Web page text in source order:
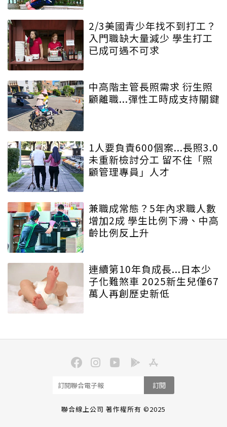
2/3美國青少年找不到打工？
入門職缺大量減少 學生打工
已成可遇不可求
中高階主管長照需求 衍生照
顧離職...彈性工時成支持關鍵
1人要負責600個案...長照3.0
未重新檢討分工 留不住「照
顧管理專員」人才
兼職成常態？5年內求職人數
增加2成 學生比例下滑、中高
齡比例反上升
連續第10年負成長...日本少
子化難煞車 2025新生兒僅67
萬人再創歷史新低
訂閱
聯合線上公司 著作權所有 ©2025